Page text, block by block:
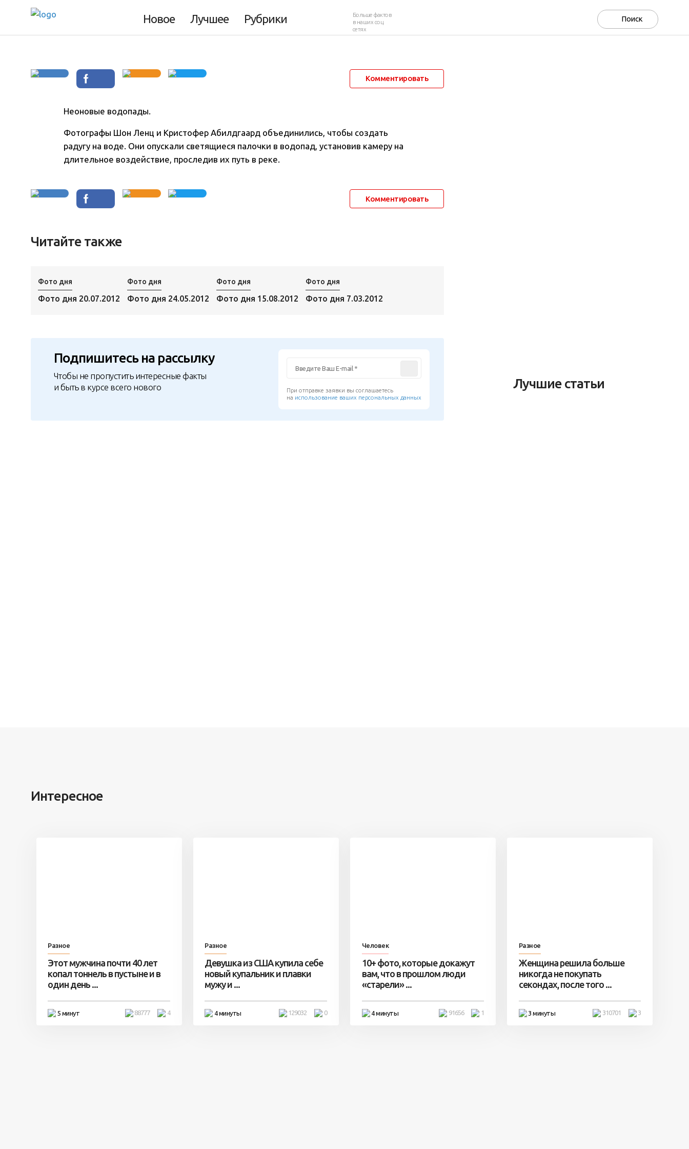
Новое Лучшее Рубрики
Больше фактов
в наших соц.
сетях
Комментировать
Неоновые водопады.
Фотографы Шон Ленц и Кристофер Абилдгаард объединились, чтобы создать
радугу на воде. Они опускали светящиеся палочки в водопад, установив камеру на
длительное воздействие, проследив их путь в реке.
Комментировать
Читайте также
Фото дня
Фото дня 20.07.2012
Фото дня
Фото дня 24.05.2012
Фото дня
Фото дня 15.08.2012
Фото дня
Фото дня 7.03.2012
Подпишитесь на рассылку
Чтобы не пропустить интересные факты
и быть в курсе всего нового
При отправке заявки вы соглашаетесь
на использование ваших персональных данных
Лучшие статьи
Интересное
Разное
Этот мужчина почти 40 лет
копал тоннель в пустыне и в
один день ...
5 минут 4
88777
Разное
Девушка из США купила себе
новый купальник и плавки
мужу и ...
4 минуты 0
129032
Человек
10+ фото, которые докажут
вам, что в прошлом люди
«старели» ...
4 минуты 1
91656
Разное
Женщина решила больше
никогда не покупать
секондах, после того ...
3 минуты 3
310701